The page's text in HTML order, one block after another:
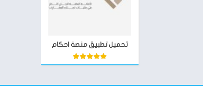
تحميل تطبيق منصة احكام